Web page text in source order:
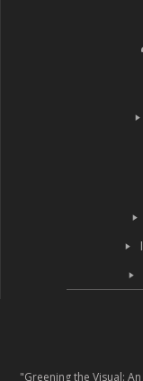
"Greening the Visual: